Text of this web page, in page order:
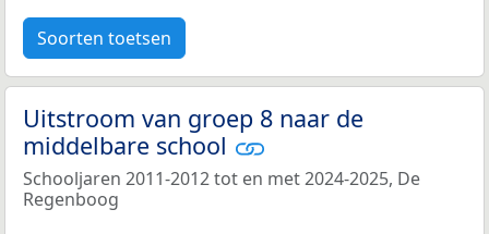
Soorten toetsen
Uitstroom van groep 8 naar de
middelbare school
Schooljaren 2011-2012 tot en met 2024-2025, De
Regenboog